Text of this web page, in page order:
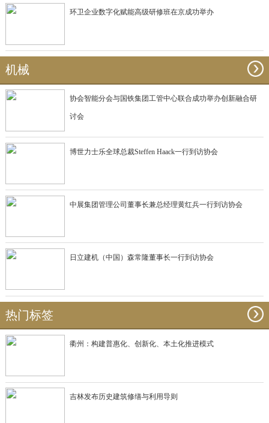
环卫企业数字化赋能高级研修班在京成功举办
机械
协会智能分会与国铁集团工管中心联合成功举办创新融合研
讨会
博世力士乐全球总裁Steffen Haack一行到访协会
中展集团管理公司董事长兼总经理黄红兵一行到访协会
日立建机（中国）森常隆董事长一行到访协会
热门标签
衢州：构建普惠化、创新化、本土化推进模式
吉林发布历史建筑修缮与利用导则